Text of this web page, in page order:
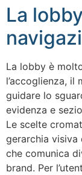
La
La lobby è
l’accoglienza, il
guidare lo
evidenza e
Le scelte
gerarchia visiva
che comunica
brand. Per